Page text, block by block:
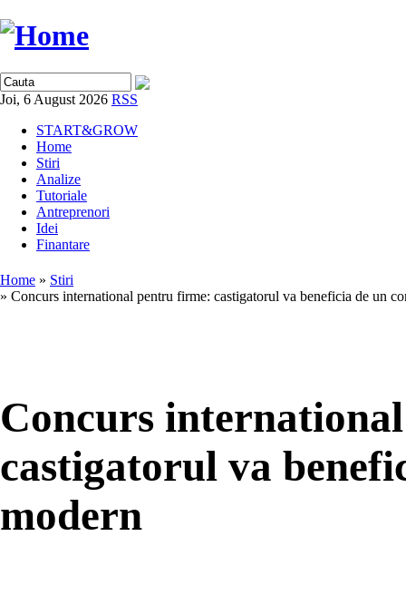
Joi, 6 August 2026 RSS
START&GROW
Home
Stiri
Analize
Tutoriale
Antreprenori
Idei
Finantare
Home » Stiri
» Concurs international pentru firme: castigatorul va beneficia de un
Concurs
castigatorul va
modern